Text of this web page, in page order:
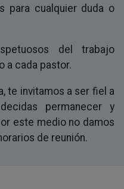
para cualquier duda o
del trabajo
a cada pastor.
te invitamos a ser fiel a
permanecer y
este medio no damos
de reunión.